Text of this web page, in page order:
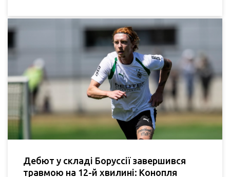
Дебют у складі Боруссії завершився
травмою на 12-й хвилині: Конопля